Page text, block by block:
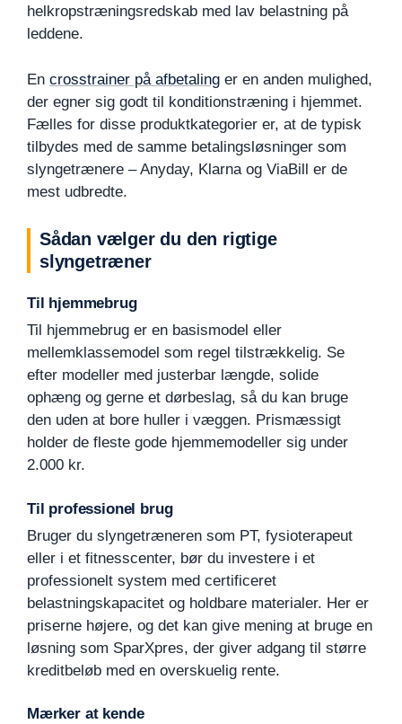
helkropstræningsredskab med lav belastning på
leddene.
En crosstrainer på afbetaling er en anden mulighed,
der egner sig godt til konditionstræning i hjemmet.
Fælles for disse produktkategorier er, at de typisk
tilbydes med de samme betalingsløsninger som
slyngetrænere – Anyday, Klarna og ViaBill er de
mest udbredte.
Sådan vælger du den rigtige
slyngetræner
Til hjemmebrug
Til hjemmebrug er en basismodel eller
mellemklassemodel som regel tilstrækkelig. Se
efter modeller med justerbar længde, solide
ophæng og gerne et dørbeslag, så du kan bruge
den uden at bore huller i væggen. Prismæssigt
holder de fleste gode hjemmemodeller sig under
2.000 kr.
Til professionel brug
Bruger du slyngetræneren som PT, fysioterapeut
eller i et fitnesscenter, bør du investere i et
professionelt system med certificeret
belastningskapacitet og holdbare materialer. Her er
priserne højere, og det kan give mening at bruge en
løsning som SparXpres, der giver adgang til større
kreditbeløb med en overskuelig rente.
Mærker at kende